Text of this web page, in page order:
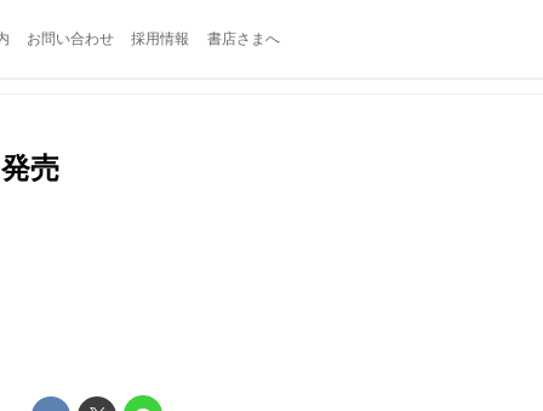
お問い合わせ 採用情報 書店さまへ
売